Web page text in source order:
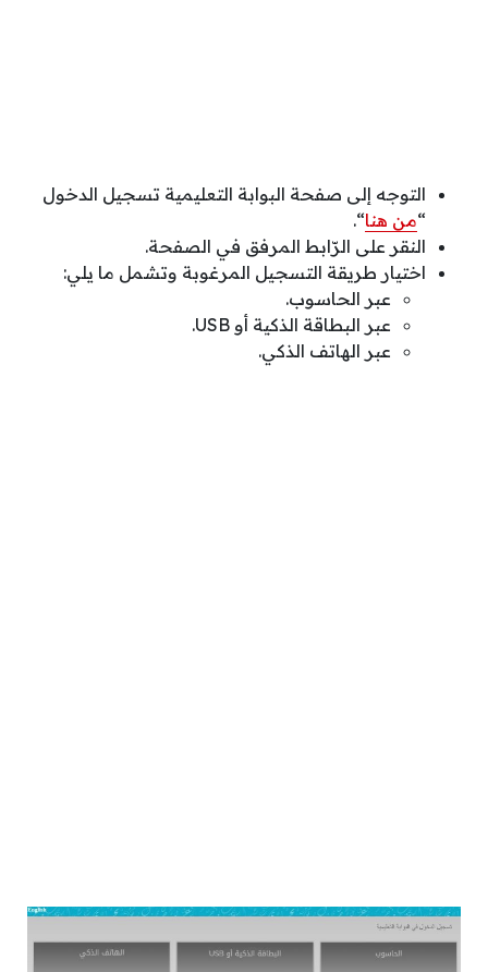
التوجه إلى صفحة البوابة التعليمية تسجيل الدخول
“من هنا“.
النقر على الرّابط المرفق في الصفحة.
اختيار طريقة التسجيل المرغوبة وتشمل ما يلي:
عبر الحاسوب.
عبر البطاقة الذكية أو USB.
عبر الهاتف الذكي.